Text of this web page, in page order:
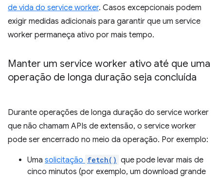
de vida do service worker. Casos excepcionais podem
exigir medidas adicionais para garantir que um service
worker permaneça ativo por mais tempo.
Manter um service worker ativo até que uma
operação de longa duração seja concluída
Durante operações de longa duração do service worker
que não chamam APIs de extensão, o service worker
pode ser encerrado no meio da operação. Por exemplo:
Uma solicitação fetch() que pode levar mais de
cinco minutos (por exemplo, um download grande